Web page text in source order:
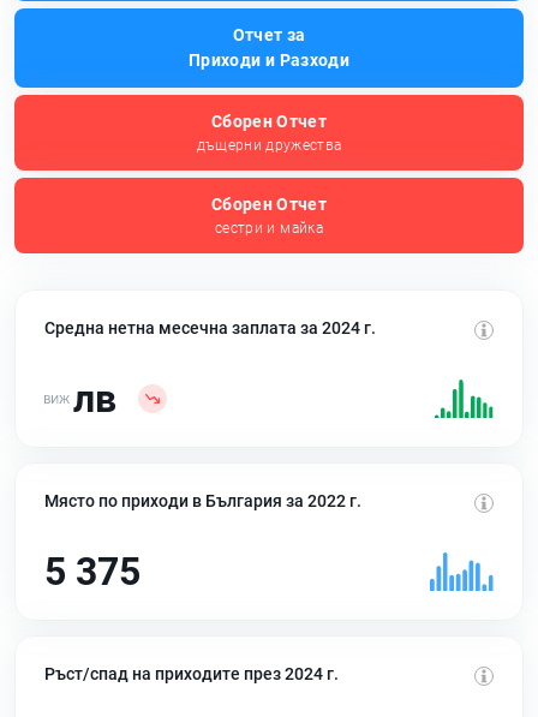
Отчет за
Приходи и Разходи
Сборен Отчет
дъщерни дружества
Сборен Отчет
сестри и майка
Средна нетна месечна заплата за 2024 г.
лв
Място по приходи в България за 2022 г.
5 375
Ръст/спад на приходите през 2024 г.